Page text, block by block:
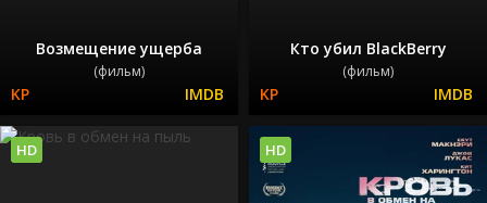
Возмещение ущерба
(фильм)
Кто убил BlackBerry
(фильм)
HD HD